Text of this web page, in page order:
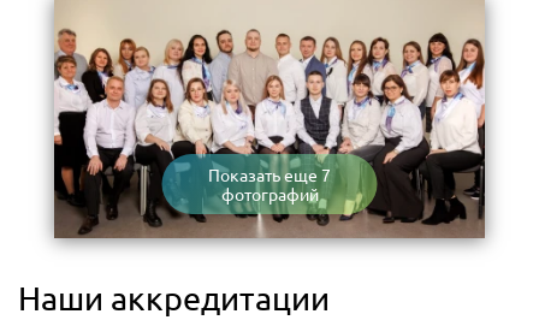
Показать еще 7
фотографий
Наши аккредитации